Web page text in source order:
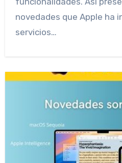
novedades que Apple ha
servicios…